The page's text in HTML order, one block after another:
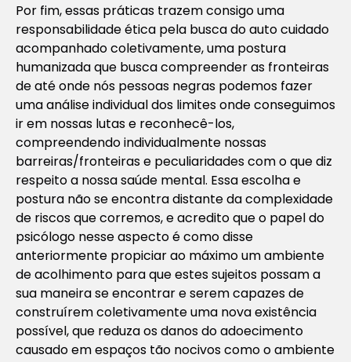
Por fim, essas práticas trazem consigo uma
responsabilidade ética pela busca do auto cuidado
acompanhado coletivamente, uma postura
humanizada que busca compreender as fronteiras
de até onde nós pessoas negras podemos fazer
uma análise individual dos limites onde conseguimos
ir em nossas lutas e reconhecê-los,
compreendendo individualmente nossas
barreiras/fronteiras e peculiaridades com o que diz
respeito a nossa saúde mental. Essa escolha e
postura não se encontra distante da complexidade
de riscos que corremos, e acredito que o papel do
psicólogo nesse aspecto é como disse
anteriormente propiciar ao máximo um ambiente
de acolhimento para que estes sujeitos possam a
sua maneira se encontrar e serem capazes de
construírem coletivamente uma nova existência
possível, que reduza os danos do adoecimento
causado em espaços tão nocivos como o ambiente